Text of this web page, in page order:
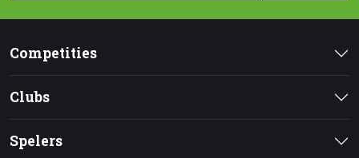
Competities
Clubs
Spelers